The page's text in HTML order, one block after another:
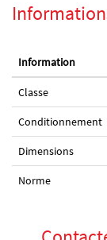
Information
Classe
Conditionnement
Dimensions
Norme